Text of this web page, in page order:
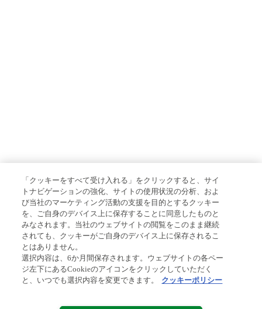
「クッキーをすべて受け入れる」をクリックすると、サイ
トナビゲーションの強化、サイトの使用状況の分析、およ
び当社のマーケティング活動の支援を目的とするクッキー
を、ご自身のデバイス上に保存することに同意したものと
みなされます。当社のウェブサイトの閲覧をこのまま継続
されても、クッキーがご自身のデバイス上に保存されるこ
とはありません。
選択内容は、6か月間保存されます。ウェブサイトの各ペー
ジ左下にあるCookieのアイコンをクリックしていただく
と、いつでも選択内容を変更できます。
クッキーポリシー